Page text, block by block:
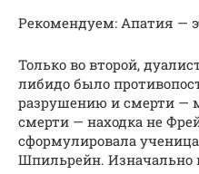
Рекомендуем: Апатия —
Только во второй,
либидо было
разрушению и смерти —
смерти — находка не
сформулировала
Шпильрейн. Изначально